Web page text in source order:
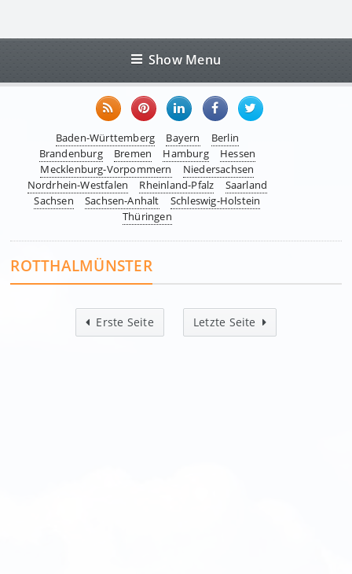
Show Menu
Baden-Württemberg Bayern
Berlin
Brandenburg
Bremen Hamburg
Hessen
Mecklenburg-Vorpommern
Niedersachsen
Nordrhein-Westfalen
Rheinland-Pfalz
Saarland
Sachsen
Sachsen-Anhalt
Schleswig-Holstein
Thüringen
ROTTHALMÜNSTER
Erste Seite Letzte Seite